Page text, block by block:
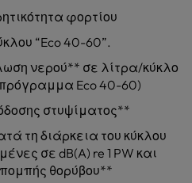
φορτίου
“Eco 40-60”.
νερού** σε λίτρα/κύκλο
Eco 40-60)
στυψίματος**
τη διάρκεια του κύκλου
σε dB(A) re 1 PW και
θορύβου**